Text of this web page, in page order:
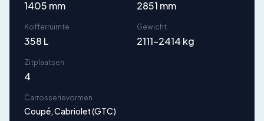
1405 mm 2851 mm
Kofferruimte
358 L
Gewicht
2111-2414 kg
Zitplaatsen
4
Carrosserievormen
Coupé, Cabriolet (GTC)